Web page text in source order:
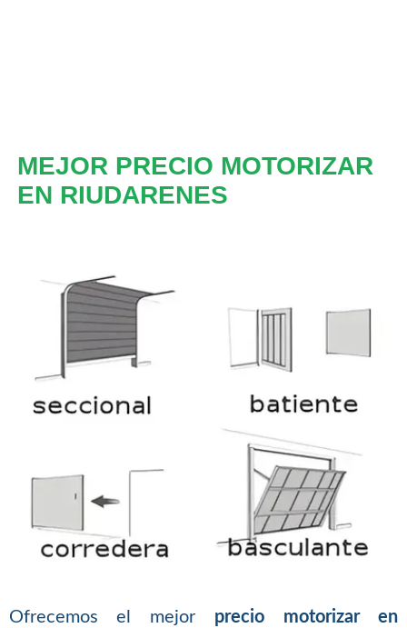
MEJOR PRECIO MOTORIZAR
EN RIUDARENES
Ofrecemos el mejor precio motorizar en